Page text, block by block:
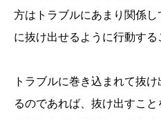
方はトラブルにあまり関係
に抜け出せるように行動する
トラブルに巻き込まれて抜
るのであれば、抜け出すこ